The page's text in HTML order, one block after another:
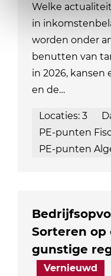
Welke
in
worden onder
benutten van
in 2026, kansen
en de…
Locaties: 3
PE-punten
PE-punten
Sorteren op
gunstige
Vernieuwd